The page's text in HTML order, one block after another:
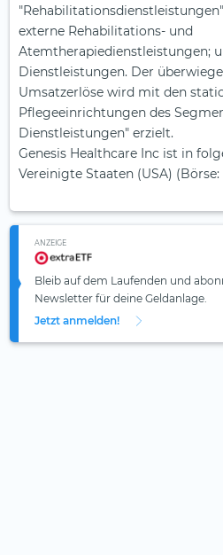
externe Rehabilitations- und
Atemtherapiedienstleistungen;
Dienstleistungen. Der
Umsatzerlöse wird mit den
Pflegeeinrichtungen des
Dienstleistungen" erzielt.
Genesis Healthcare Inc ist in
Vereinigte Staaten (USA) (Börse:
ANZEIGE
Bleib auf dem Laufenden und
Newsletter für deine Geldanlage.
Jetzt anmelden!